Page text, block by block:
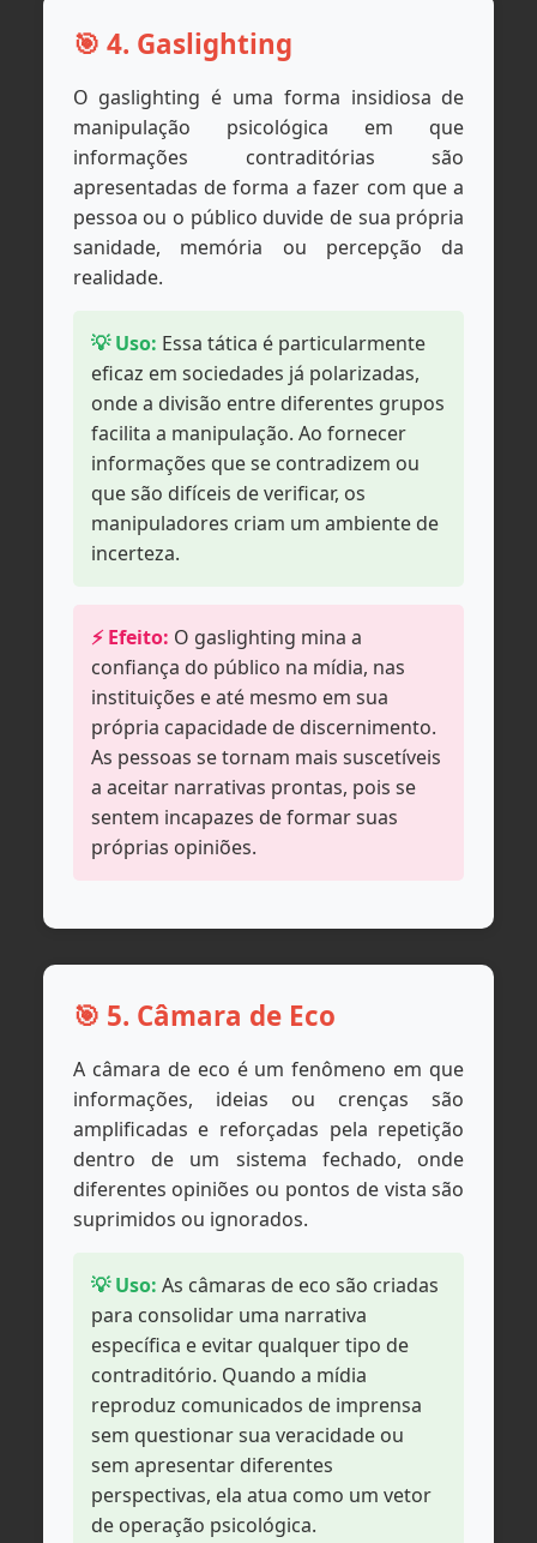
🎯 4. Gaslighting
O gaslighting é uma forma insidiosa de
manipulação psicológica em que
informações contraditórias são
apresentadas de forma a fazer com que a
pessoa ou o público duvide de sua própria
sanidade, memória ou percepção da
realidade.
💡 Uso: Essa tática é particularmente
eficaz em sociedades já polarizadas,
onde a divisão entre diferentes grupos
facilita a manipulação. Ao fornecer
informações que se contradizem ou
que são difíceis de verificar, os
manipuladores criam um ambiente de
incerteza.
⚡ Efeito: O gaslighting mina a
confiança do público na mídia, nas
instituições e até mesmo em sua
própria capacidade de discernimento.
As pessoas se tornam mais suscetíveis
a aceitar narrativas prontas, pois se
sentem incapazes de formar suas
próprias opiniões.
🎯 5. Câmara de Eco
A câmara de eco é um fenômeno em que
informações, ideias ou crenças são
amplificadas e reforçadas pela repetição
dentro de um sistema fechado, onde
diferentes opiniões ou pontos de vista são
suprimidos ou ignorados.
💡 Uso: As câmaras de eco são criadas
para consolidar uma narrativa
específica e evitar qualquer tipo de
contraditório. Quando a mídia
reproduz comunicados de imprensa
sem questionar sua veracidade ou
sem apresentar diferentes
perspectivas, ela atua como um vetor
de operação psicológica.